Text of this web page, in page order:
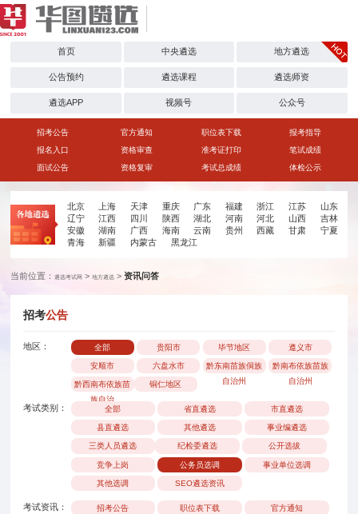
首页 中央遴选 地方遴选
公告预约 遴选课程 遴选师资
遴选APP 视频号 公众号
招考公告 官方通知 职位表下载
报考指导
报名入口
资格审查 准考证打印
笔试成绩
面试公告
资格复审 考试总成绩 体检公示
北京 上海 天津 重庆 广东 福建 浙江 江苏
山东
辽宁
江西 四川 陕西 湖北 河南 河北 山西
吉林
安徽
湖南 广西 海南 云南 贵州 西藏 甘肃
宁夏
青海
新疆 内蒙古 黑龙江
当前位置：遴选考试网 >地方遴选 >资讯问答
招考公告
地区： 全部 贵阳市 毕节地区 遵义市
安顺市 六盘水市
黔东南苗族侗族
自治州
黔南布依族苗族
自治州
黔西南布依族苗
族自治
铜仁地区
考试类别： 全部 省直遴选 市直遴选
县直遴选 其他遴选 事业编遴选
三类人员遴选 纪检委遴选 公开选拔
竞争上岗 公务员选调 事业单位选调
其他选调 SEO遴选资讯
考试资讯： 招考公告 职位表下载 官方通知